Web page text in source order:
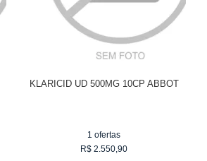
KLARICID UD 500MG 10CP ABBOT
1 ofertas
R$ 2.550,90